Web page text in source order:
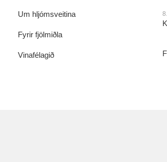
Um hljómsveitina
Fyrir fjölmiðla
Vinafélagið